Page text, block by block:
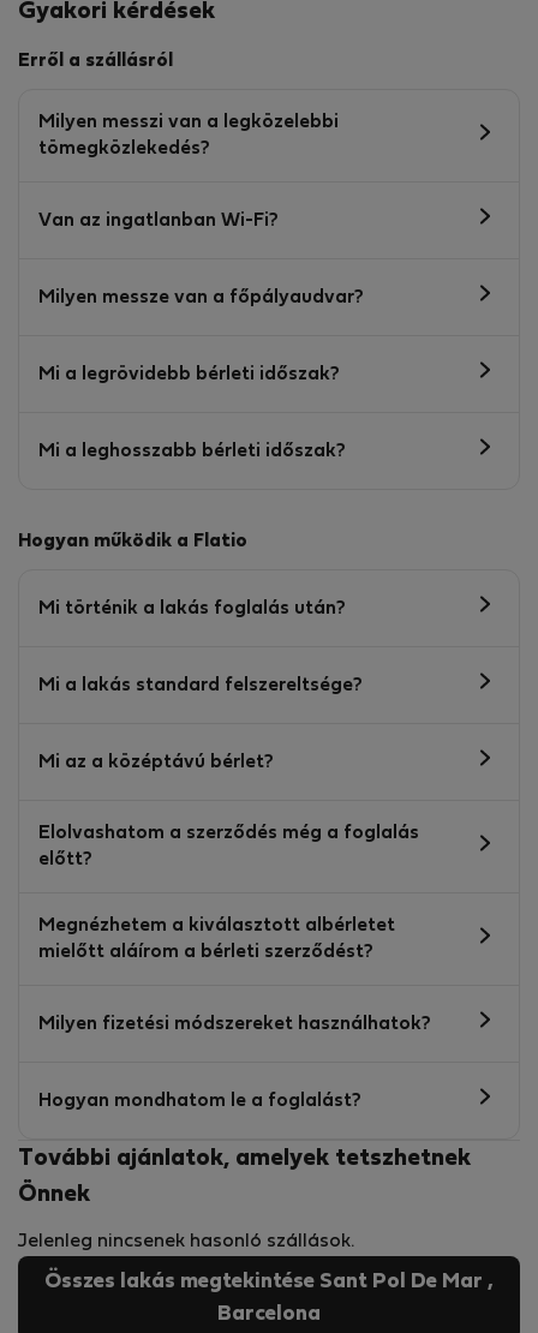
Gyakori kérdések
Erről a szállásról
Milyen messzi van a legközelebbi
tömegközlekedés?
Van az ingatlanban Wi-Fi?
Milyen messze van a főpályaudvar?
Mi a legrövidebb bérleti időszak?
Mi a leghosszabb bérleti időszak?
Hogyan működik a Flatio
Mi történik a lakás foglalás után?
Mi a lakás standard felszereltsége?
Mi az a középtávú bérlet?
Elolvashatom a szerződés még a foglalás
előtt?
Megnézhetem a kiválasztott albérletet
mielőtt aláírom a bérleti szerződést?
Milyen fizetési módszereket használhatok?
Hogyan mondhatom le a foglalást?
További ajánlatok, amelyek tetszhetnek
Önnek
Jelenleg nincsenek hasonló szállások.
Összes lakás megtekintése Sant Pol De Mar ,
Barcelona